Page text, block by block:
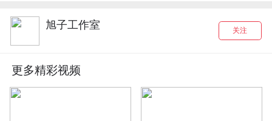
旭子工作室 关注
更多精彩视频